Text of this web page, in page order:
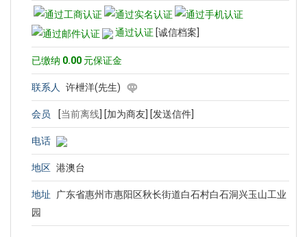
通过认证 [诚信档案]
已缴纳 0.00 元保证金
联系人 许枻洋(先生)
会员 [当前离线 [加为商友] [发送信件]
电话
地区 港澳台
地址
广东省惠州市惠阳区秋长街道白石村白石洞兴玉山工业
园